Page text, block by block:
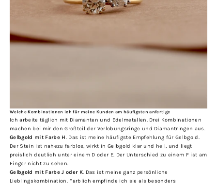
Welche Kombinationen ich für meine Kunden am häufigsten anfertige
Ich arbeite täglich mit Diamanten und Edelmetallen. Drei Kombinationen
machen bei mir den Großteil der Verlobungsringe und Diamantringen aus.
Gelbgold mit Farbe H. Das ist meine häufigste Empfehlung für Gelbgold.
Der Stein ist nahezu farblos, wirkt in Gelbgold klar und hell, und liegt
preislich deutlich unter einem D oder E. Der Unterschied zu einem F ist am
Finger nicht zu sehen.
Gelbgold mit Farbe J oder K. Das ist meine ganz persönliche
Lieblingskombination. Farblich empfinde ich sie als besonders